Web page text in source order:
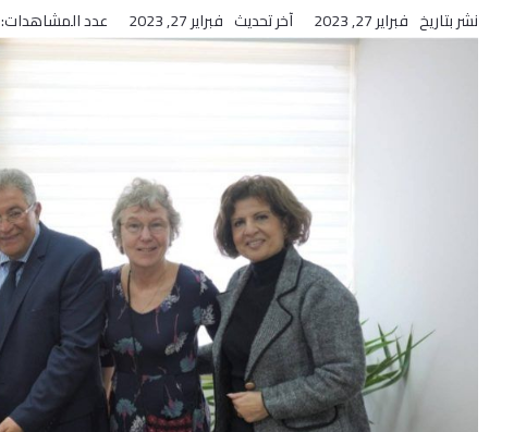
نشر بتاريخ فبراير 27, 2023 آخر تحديث فبراير 27, 2023 عدد المشاهدات: